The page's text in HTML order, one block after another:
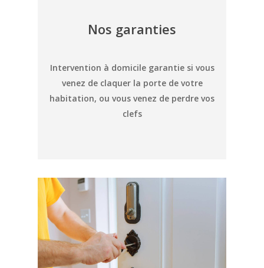
Nos garanties
Intervention à domicile garantie si vous
venez de claquer la porte de votre
habitation, ou vous venez de perdre vos
clefs